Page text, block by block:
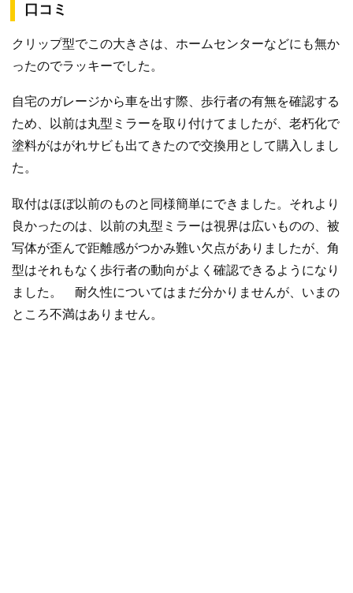
口コミ
クリップ型でこの大きさは、ホームセンターなどにも無か
ったのでラッキーでした。
自宅のガレージから車を出す際、歩行者の有無を確認する
ため、以前は丸型ミラーを取り付けてましたが、老朽化で
塗料がはがれサビも出てきたので交換用として購入しまし
た。
取付はほぼ以前のものと同様簡単にできました。それより
良かったのは、以前の丸型ミラーは視界は広いものの、被
写体が歪んで距離感がつかみ難い欠点がありましたが、角
型はそれもなく歩行者の動向がよく確認できるようになり
ました。 耐久性についてはまだ分かりませんが、いまの
ところ不満はありません。